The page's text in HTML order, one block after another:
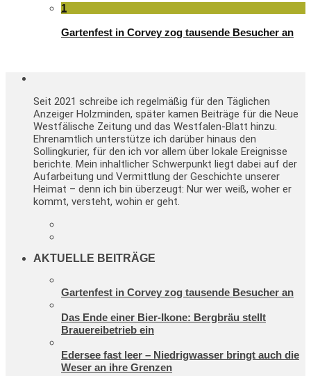
1
Gartenfest in Corvey zog tausende Besucher an
Seit 2021 schreibe ich regelmäßig für den Täglichen
Anzeiger Holzminden, später kamen Beiträge für die Neue
Westfälische Zeitung und das Westfalen-Blatt hinzu.
Ehrenamtlich unterstütze ich darüber hinaus den
Sollingkurier, für den ich vor allem über lokale Ereignisse
berichte. Mein inhaltlicher Schwerpunkt liegt dabei auf der
Aufarbeitung und Vermittlung der Geschichte unserer
Heimat – denn ich bin überzeugt: Nur wer weiß, woher er
kommt, versteht, wohin er geht.
AKTUELLE BEITRÄGE
Gartenfest in Corvey zog tausende Besucher an
Das Ende einer Bier-Ikone: Bergbräu stellt
Brauereibetrieb ein
Edersee fast leer – Niedrigwasser bringt auch die
Weser an ihre Grenzen